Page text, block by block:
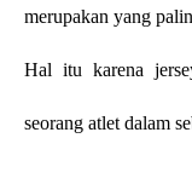
merupakan yang
Hal itu karena
seorang atlet dalam